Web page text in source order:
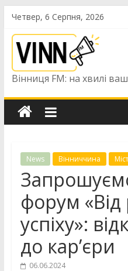
Skip
content
Четвер, 6 Серпня, 2026
Вінниця FM: на хвилі
News Вінниччина
форум «Від
успіху»:
до кар’єри
06.06.2024